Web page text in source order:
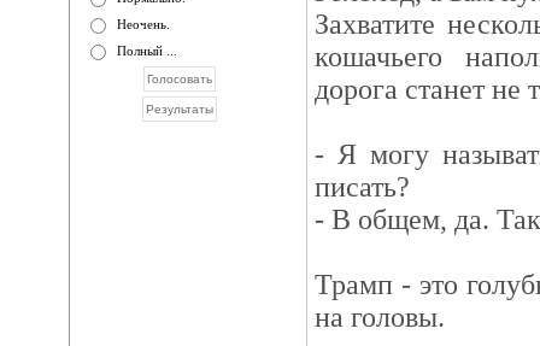
Неочень.
Полный ...
Захватите
кошачьего
дорога станет не
- Я могу
писать?
- В общем, да.
Трамп - это
на головы.